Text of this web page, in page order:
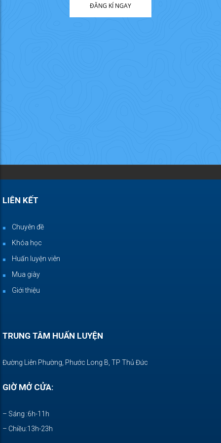
ĐĂNG KÍ NGAY
LIÊN KẾT
Chuyên đề
Khóa học
Huấn luyện viên
Mua giày
Giới thiệu
TRUNG TÂM HUẤN LUYỆN
Đường Liên Phường, Phước Long B, TP Thủ Đức
GIỜ MỞ CỬA:
– Sáng :6h-11h
– Chiều:13h-23h